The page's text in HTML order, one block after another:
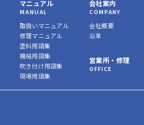
マニュアル
MANUAL
取扱いマニュアル
修理マニュアル
塗料用語集
機械用語集
吹き付け用語集
現場用語集
会社案内
COMPANY
会社概要
沿革
営業所・修理
OFFICE